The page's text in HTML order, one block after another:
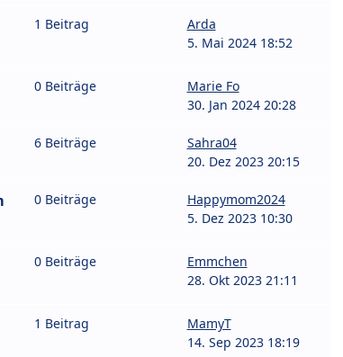
1 Beitrag
Arda
5. Mai 2024 18:52
0 Beiträge
Marie Fo
30. Jan 2024 20:28
6 Beiträge
Sahra04
20. Dez 2023 20:15
0 Beiträge
Happymom2024
5. Dez 2023 10:30
0 Beiträge
Emmchen
28. Okt 2023 21:11
1 Beitrag
MamyT
14. Sep 2023 18:19